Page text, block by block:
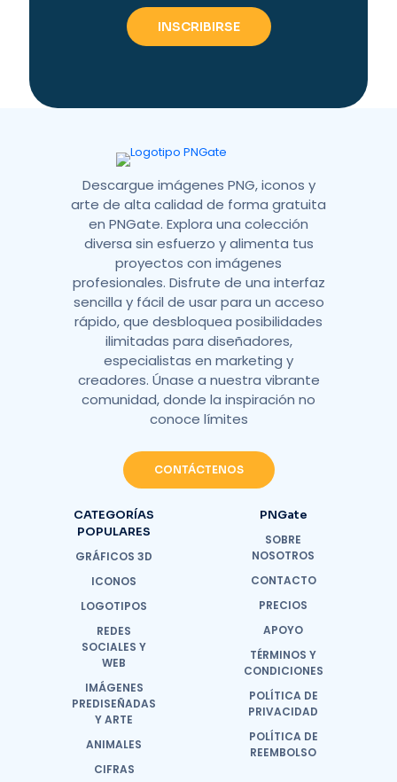
Descargue imágenes PNG, iconos y
arte de alta calidad de forma gratuita
en PNGate. Explora una colección
diversa sin esfuerzo y alimenta tus
proyectos con imágenes
profesionales. Disfrute de una interfaz
sencilla y fácil de usar para un acceso
rápido, que desbloquea posibilidades
ilimitadas para diseñadores,
especialistas en marketing y
creadores. Únase a nuestra vibrante
comunidad, donde la inspiración no
conoce límites
CONTÁCTENOS
CATEGORÍAS
POPULARES
GRÁFICOS 3D
ICONOS
LOGOTIPOS
REDES
SOCIALES Y
WEB
IMÁGENES
PREDISEÑADAS
Y ARTE
ANIMALES
CIFRAS
PNGate
SOBRE
NOSOTROS
CONTACTO
PRECIOS
APOYO
TÉRMINOS Y
CONDICIONES
POLÍTICA DE
PRIVACIDAD
POLÍTICA DE
REEMBOLSO